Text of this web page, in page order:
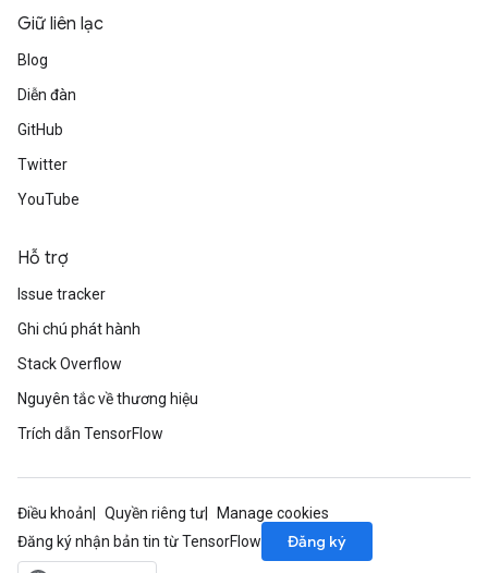
Giữ liên lạc
Blog
Diễn đàn
GitHub
Twitter
YouTube
Hỗ trợ
Issue tracker
Ghi chú phát hành
Stack Overflow
Nguyên tắc về thương hiệu
Trích dẫn TensorFlow
Điều khoản Quyền riêng tư
Manage cookies
Đăng ký nhận bản tin từ TensorFlow
Đăng ký